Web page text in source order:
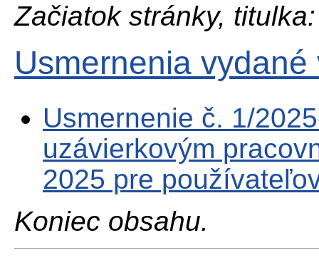
Začiatok stránky, titulka:
Usmernenia
Usmernenie č. 1/
uzávierkovým
2025 pre
Koniec obsahu.